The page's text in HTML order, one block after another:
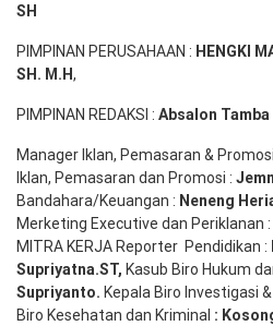
SH
PIMPINAN PERUSAHAAN : HENGKI
SH . M.H,
PIMPINAN REDAKSI : Absalon Tamba
Manager Iklan, Pemasaran &
Iklan, Pemasaran dan Promosi :
Bandahara/Keuangan : Neneng
Merketing Executive dan Periklanan :
MITRA KERJA Reporter Pendidikan :
Supriyatna.ST, Kasub Biro Hukum
Supriyanto. Kepala Biro Investigasi
Biro Kesehatan dan Kriminal :